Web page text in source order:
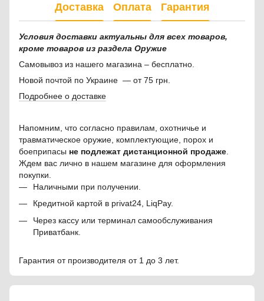
Доставка Оплата Гарантия
Условия доставки актуальны для всех товаров,
кроме товаров из раздела Оружие
Самовывоз из нашего магазина – бесплатно.
Новой почтой по Украине — от 75 грн.
Подробнее о доставке
Напомним, что согласно правилам, охотничье и
травматическое оружие, комплектующие, порох и
боеприпасы не подлежат дистанционной продаже
Ждем вас лично в нашем магазине для оформления
покупки.
Наличными при получении.
Кредитной картой в privat24, LiqPay.
Через кассу или терминал самообслуживания
Приватбанк.
Гарантия от производителя от 1 до 3 лет.